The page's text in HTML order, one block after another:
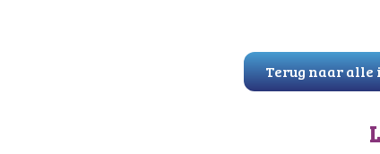
Terug naar alle